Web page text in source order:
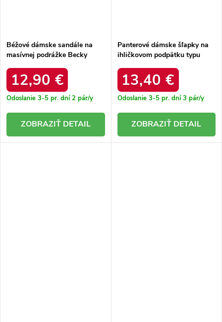
Béžové dámske sandále na
masívnej podrážke Becky
12,90 €
Odoslanie 3-5 pr. dní2 pár/y
DETAIL
Panterové dámske šľapky na
ihličkovom podpätku typu
LEOPARD
13,40 €
Odoslanie 3-5 pr. dní3 pár/y
DETAIL